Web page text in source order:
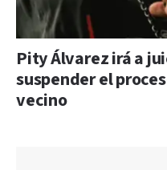
Pity Álvarez irá a
suspender el
vecino